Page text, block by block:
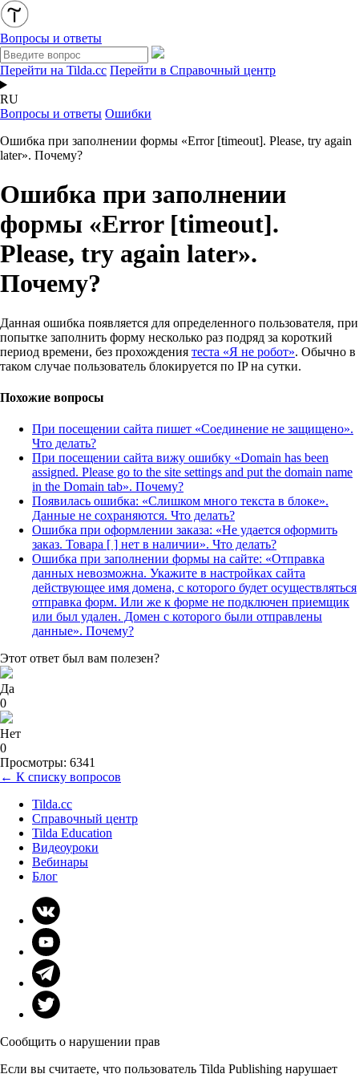
Вопросы и ответы
Перейти на Tilda.cc Перейти в Справочный центр
RU
Вопросы и ответы Ошибки
Ошибка при заполнении формы «Error [timeout]. Please, try again
later». Почему?
Ошибка при заполнении
формы «Error [timeout].
Please, try again later».
Почему?
Данная ошибка появляется для определенного пользователя, при
попытке заполнить форму несколько раз подряд за короткий
период времени, без прохождения теста «Я не робот». Обычно в
таком случае пользователь блокируется по IP на сутки.
Похожие вопросы
При посещении сайта пишет «Соединение не защищено».
Что делать?
При посещении сайта вижу ошибку «Domain has been
assigned. Please go to the site settings and put the domain name
in the Domain tab». Почему?
Появилась ошибка: «Слишком много текста в блоке».
Данные не сохраняются. Что делать?
Ошибка при оформлении заказа: «Не удается оформить
заказ. Товара [ ] нет в наличии». Что делать?
Ошибка при заполнении формы на сайте: «Отправка
данных невозможна. Укажите в настройках сайта
действующее имя домена, с которого будет осуществляться
отправка форм. Или же к форме не подключен приемщик
или был удален. Домен с которого были отправлены
данные». Почему?
Этот ответ был вам полезен?
Да
0
Нет
0
Просмотры: 6341
← К списку вопросов
Tilda.cc
Справочный центр
Tilda Education
Видеоуроки
Вебинары
Блог
Сообщить о нарушении прав
Если вы считаете, что пользователь Tilda Publishing нарушает